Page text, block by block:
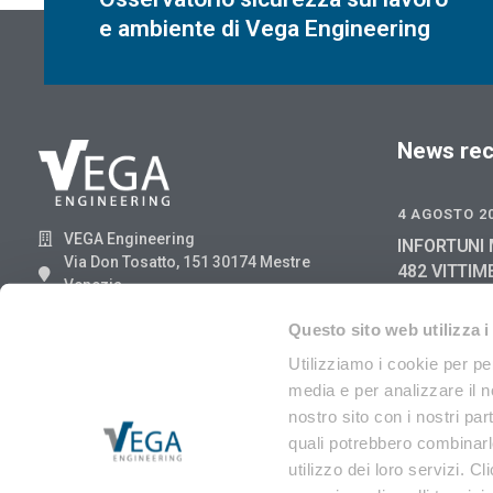
Questo sito web utilizza i
Utilizziamo i cookie per
media e per analizzare il
nostro sito con i nostri
quali potrebbero
utilizzo dei loro servizi.
e ambiente di Vega Engineering
VEGA Engineering
Via Don Tosatto, 151 30174 Mestre
Venezia
News
4 AGOSTO
INFORTUNI
482
2025
29 LUGLIO
RIFIUTI DI
ANGA 8/
EER